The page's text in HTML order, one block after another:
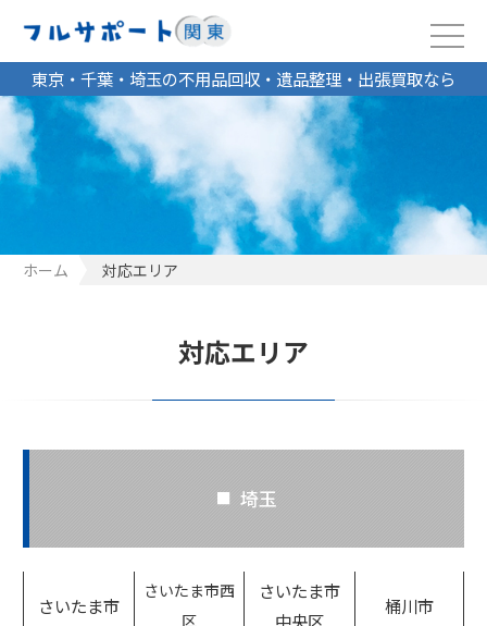
東京・千葉・埼玉の不用品回収・遺品整理・出張買取なら
ホーム 対応エリア
対応エリア
埼玉
さいたま市
さいたま市西
区
さいたま市
中央区
桶川市